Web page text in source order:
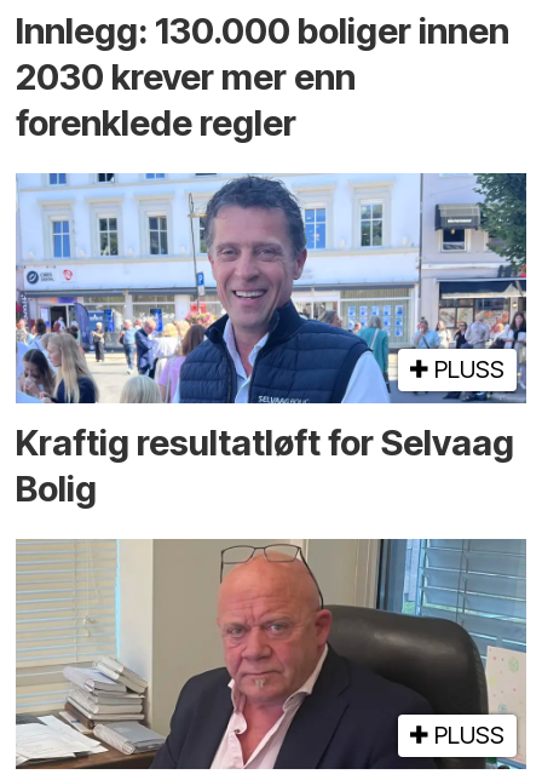
Innlegg: 130.000 boliger innen
2030 krever mer enn
forenklede regler
PLUSS
Kraftig resultatløft for Selvaag
Bolig
PLUSS